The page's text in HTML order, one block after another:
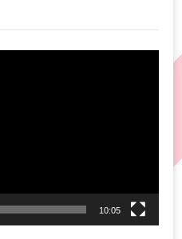
10:05